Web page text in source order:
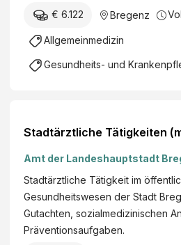
des
regi
ng
€ 6.122 Bregenz
Allgemeinmedizin
Gesundheits- und
Stadtärztliche Tätigkeiten
Amt der Landeshauptstadt
Stadtärztliche Tätigkeit im
Gesundheitswesen der Stadt
Gutachten, sozialmedizinischen
Präventionsaufgaben.